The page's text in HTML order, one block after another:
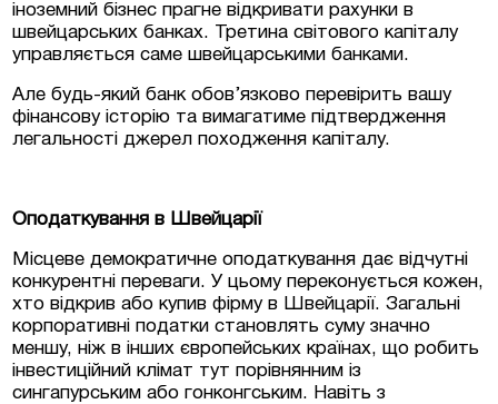
іноземний бізнес прагне відкривати рахунки в
швейцарських банках. Третина світового капіталу
управляється саме швейцарськими банками.
Але будь-який банк обов’язково перевірить вашу
фінансову історію та вимагатиме підтвердження
легальності джерел походження капіталу.
Оподаткування в Швейцарії
Місцеве демократичне оподаткування дає відчутні
конкурентні переваги. У цьому переконується кожен,
хто відкрив або купив фірму в Швейцарії. Загальні
корпоративні податки становлять суму значно
меншу, ніж в інших європейських країнах, що робить
інвестиційний клімат тут порівнянним із
сингапурським або гонконгським. Навіть з
Залишити заявку